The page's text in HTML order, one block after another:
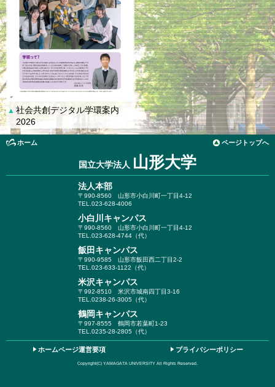
▲ 社会共創デジタル学環案内
2026
ホーム ページトップへ
国立大学法人 山形大学
法人本部
〒990-8560 山形市小白川町一丁目4-12
TEL.023-628-4006
小白川キャンパス
〒990-8560 山形市小白川町一丁目4-12
TEL.023-628-4744（代）
飯田キャンパス
〒990-9585 山形市飯田西二丁目2-2
TEL.023-633-1122（代）
米沢キャンパス
〒992-8510 米沢市城南四丁目3-16
TEL.0238-26-3005（代）
鶴岡キャンパス
〒997-8555 鶴岡市若葉町1-23
TEL.0235-28-2805（代）
ホームページ運営要項 プライバシーポリシー
Copyright(C) YAMAGATA UNIVERSITY All Rights Reserved.